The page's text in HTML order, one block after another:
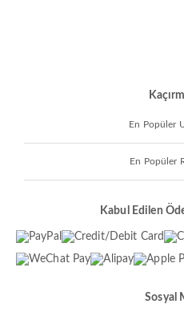
En Popüler
En Popüler
Kabul Edilen
Sosyal